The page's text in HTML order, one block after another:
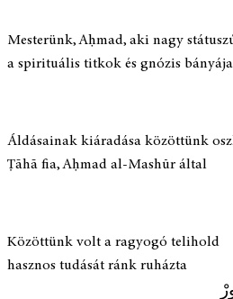
Mesterünk, Aḥmad, aki nagy
a spirituális titkok és gnózis bányája
Áldásainak kiáradása közöttünk
Ṭāhā fia, Aḥmad al-Mashūr által
Közöttünk volt a ragyogó telihold
hasznos tudását ránk ruházta